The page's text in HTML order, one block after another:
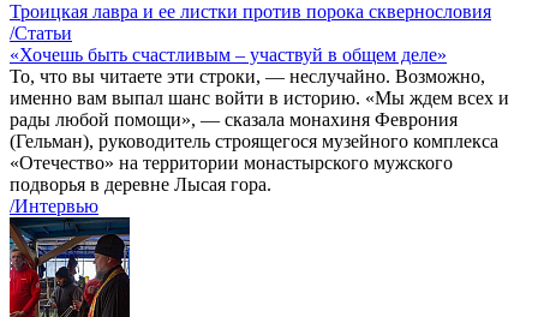
Троицкая лавра и ее листки против порока сквернословия
/Статьи
«Хочешь быть счастливым – участвуй в общем деле»
То, что вы читаете эти строки, — неслучайно. Возможно,
именно вам выпал шанс войти в историю. «Мы ждем всех и
рады любой помощи», — сказала монахиня Феврония
(Гельман), руководитель строящегося музейного комплекса
«Отечество» на территории монастырского мужского
подворья в деревне Лысая гора.
/Интервью